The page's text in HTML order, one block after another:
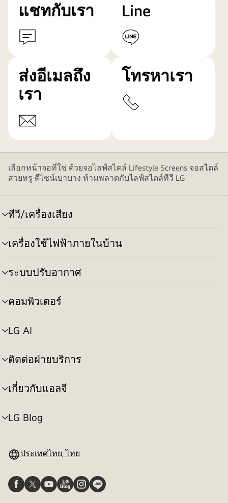
แชทกับเรา Line
ส่งอีเมลถึง
เรา
โทรหาเรา
เลือกหน้าจอที่ใช่ ด้วยจอไลฟ์สไตล์ Lifestyle Screens จอสไตล์
สวยหรู ดีไซน์เบาบาง ห้ามพลาดกับไลฟ์สไตล์ทีวี LG
ทีวี/เครื่องเสียง
สลับ
เมนู
เครื่องใช้ไฟฟ้าภายในบ้าน
สลับ
เมนู
ระบบปรับอากาศ
สลับ
เมนู
คอมพิวเตอร์
สลับ
เมนู
LG AI
สลับ
เมนู
ติดต่อฝ่ายบริการ
สลับ
เมนู
เกี่ยวกับแอลจี
สลับ
เมนู
LG Blog
สลับ
ประเทศไทย, ไทย